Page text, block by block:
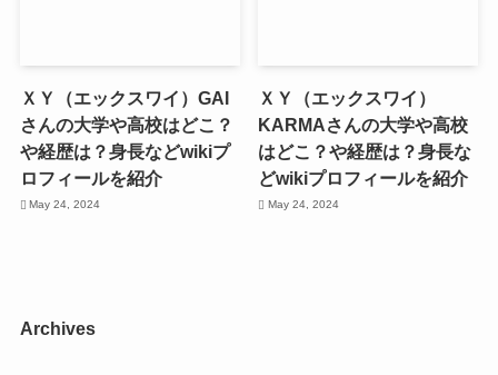
ＸＹ（エックスワイ）GAI
さんの大学や高校はどこ？
や経歴は？身長などwikiプ
ロフィールを紹介
May 24, 2024
ＸＹ（エックスワイ）
KARMAさんの大学や高校
はどこ？や経歴は？身長な
どwikiプロフィールを紹介
May 24, 2024
Archives